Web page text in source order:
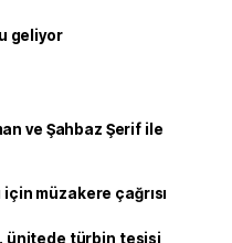
geliyor
ve Şahbaz Şerif ile
için müzakere çağrısı
ünitede türbin tesisi